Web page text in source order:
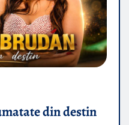
din destin